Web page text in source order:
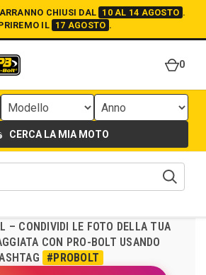
CHIUSI DAL 10 AL 14 AGOSTO .
IL 17 AGOSTO .
0
CERCA LA MIA MOTO
– CONDIVIDI LE FOTO DELLA TUA
CON PRO-BOLT USANDO
#PROBOLT